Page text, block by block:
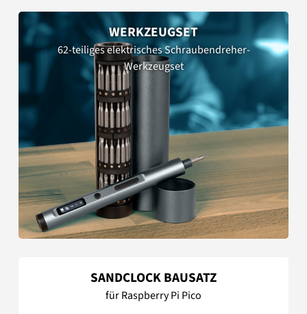
WERKZEUGSET
62-teiliges elektrisches Schraubendreher-
Werkzeugset
SANDCLOCK BAUSATZ
für Raspberry Pi Pico